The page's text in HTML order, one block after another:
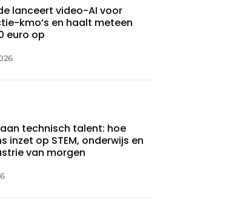
lanceert video-AI voor
kmo’s en haalt meteen
euro op
technisch talent: hoe
inzet op STEM, onderwijs en
van morgen